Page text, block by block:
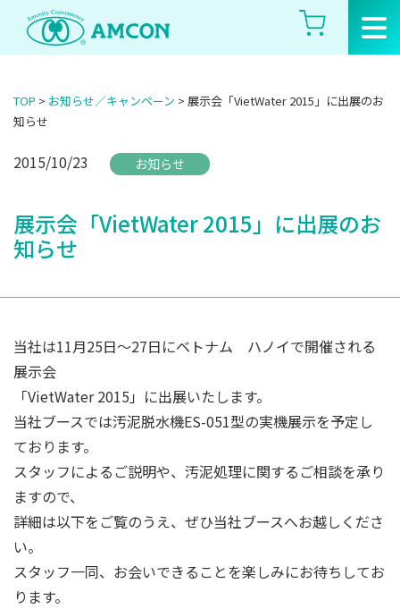
Skip
the
TOP > お知らせ／キャンペーン > 展示会「VietWater 2015」に出展のお
知らせ
2015/10/23 お知らせ
展示会「VietWater 2015」に出展のお
知らせ
当社は11月25日～27日にベトナム ハノイで開催される
展示会
「VietWater 2015」に出展いたします。
当社ブースでは汚泥脱水機ES-051型の実機展示を予定し
ております。
スタッフによるご説明や、汚泥処理に関するご相談を承り
ますので、
詳細は以下をご覧のうえ、ぜひ当社ブースへお越しくださ
い。
スタッフ一同、お会いできることを楽しみにお待ちしてお
ります。